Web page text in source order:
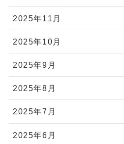
2025年11月
2025年10月
2025年9月
2025年8月
2025年7月
2025年6月